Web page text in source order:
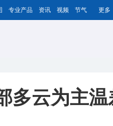
专业产品 资讯 视频 节气 更多
多云为主